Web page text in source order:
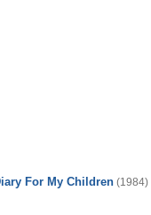
For My Children (1984)